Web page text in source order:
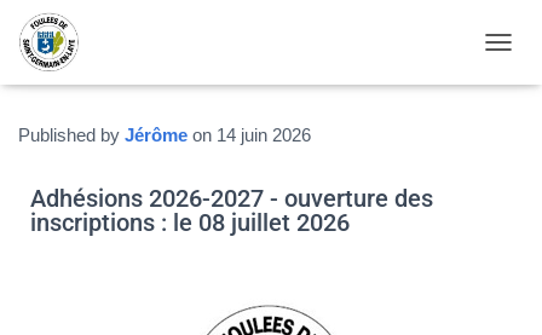
Published by Jérôme on 14 juin 2026
Adhésions 2026-2027 - ouverture des
inscriptions : le 08 juillet 2026